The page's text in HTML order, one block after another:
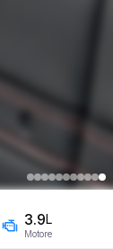
3.9L
Motore